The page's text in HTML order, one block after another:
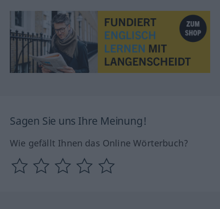
Sagen Sie uns Ihre Meinung!
Wie gefällt Ihnen das Online Wörterbuch?